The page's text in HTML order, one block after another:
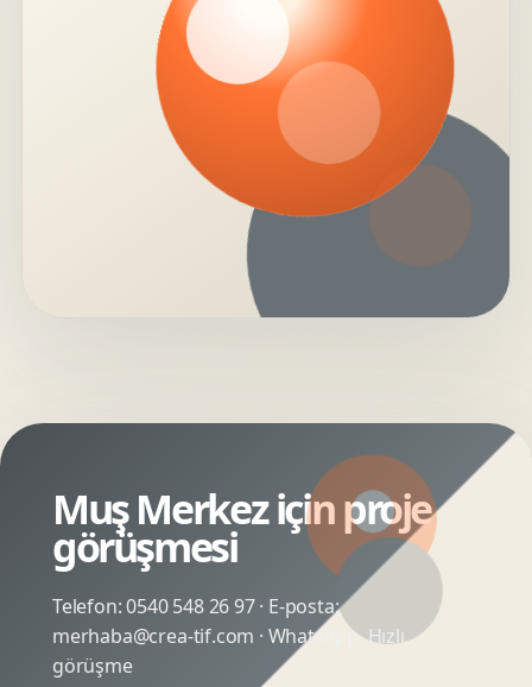
Muş Merkez için proje
görüşmesi
Telefon:0540 548 26 97· E-posta:
merhaba@crea-tif.com · WhatsApp:Hızlı
görüşme